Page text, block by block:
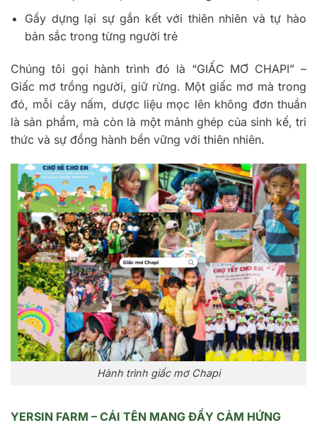
Gầy dựng lại sự gắn kết với thiên nhiên và tự hào
bản sắc trong từng người trẻ
Chúng tôi gọi hành trình đó là “GIẤC MƠ CHAPI” –
Giấc mơ trồng người, giữ rừng. Một giấc mơ mà trong
đó, mỗi cây nấm, dược liệu mọc lên không đơn thuần
là sản phẩm, mà còn là một mảnh ghép của sinh kế, tri
thức và sự đồng hành bền vững với thiên nhiên.
Hành trình giấc mơ Chapi
YERSIN FARM – CÁI TÊN MANG ĐẦY CẢM HỨNG